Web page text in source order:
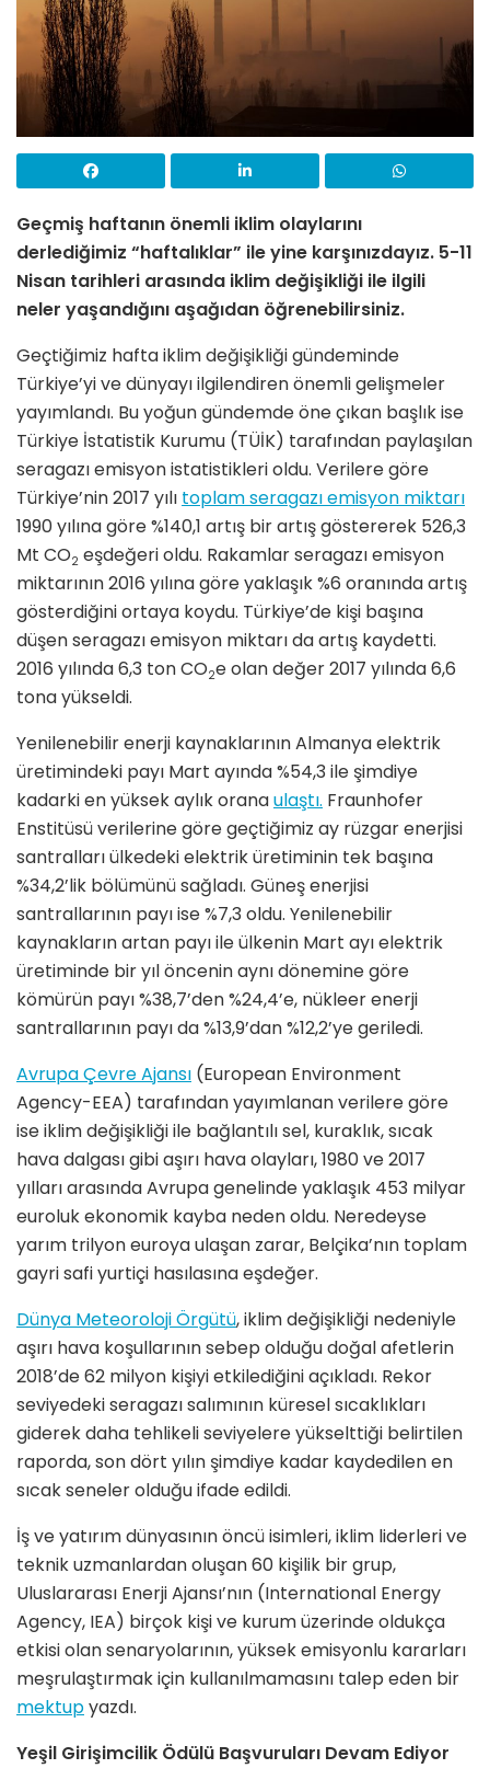
Geçmiş haftanın önemli iklim olaylarını
derlediğimiz “haftalıklar” ile yine karşınızdayız. 5-11
Nisan tarihleri arasında iklim değişikliği ile ilgili
neler yaşandığını aşağıdan öğrenebilirsiniz.
Geçtiğimiz hafta iklim değişikliği gündeminde
Türkiye’yi ve dünyayı ilgilendiren önemli gelişmeler
yayımlandı. Bu yoğun gündemde öne çıkan başlık ise
Türkiye İstatistik Kurumu (TÜİK) tarafından paylaşılan
seragazı emisyon istatistikleri oldu. Verilere göre
Türkiye’nin 2017 yılı toplam seragazı emisyon miktarı
1990 yılına göre %140,1 artış bir artış göstererek 526,3
Mt CO2 eşdeğeri oldu. Rakamlar seragazı emisyon
miktarının 2016 yılına göre yaklaşık %6 oranında artış
gösterdiğini ortaya koydu. Türkiye’de kişi başına
düşen seragazı emisyon miktarı da artış kaydetti.
2016 yılında 6,3 ton CO2e olan değer 2017 yılında 6,6
tona yükseldi.
Yenilenebilir enerji kaynaklarının Almanya elektrik
üretimindeki payı Mart ayında %54,3 ile şimdiye
kadarki en yüksek aylık oranaulaştı. Fraunhofer
Enstitüsü verilerine göre geçtiğimiz ay rüzgar enerjisi
santralları ülkedeki elektrik üretiminin tek başına
%34,2’lik bölümünü sağladı. Güneş enerjisi
santrallarının payı ise %7,3 oldu. Yenilenebilir
kaynakların artan payı ile ülkenin Mart ayı elektrik
üretiminde bir yıl öncenin aynı dönemine göre
kömürün payı %38,7’den %24,4’e, nükleer enerji
santrallarının payı da %13,9’dan %12,2’ye geriledi.
Avrupa Çevre Ajansı (European Environment
Agency-EEA) tarafından yayımlanan verilere göre
ise iklim değişikliği ile bağlantılı sel, kuraklık, sıcak
hava dalgası gibi aşırı hava olayları, 1980 ve 2017
yılları arasında Avrupa genelinde yaklaşık 453 milyar
euroluk ekonomik kayba neden oldu. Neredeyse
yarım trilyon euroya ulaşan zarar, Belçika’nın toplam
gayri safi yurtiçi hasılasına eşdeğer.
Dünya Meteoroloji Örgütü, iklim değişikliği nedeniyle
aşırı hava koşullarının sebep olduğu doğal afetlerin
2018’de 62 milyon kişiyi etkilediğini açıkladı. Rekor
seviyedeki seragazı salımının küresel sıcaklıkları
giderek daha tehlikeli seviyelere yükselttiği belirtilen
raporda, son dört yılın şimdiye kadar kaydedilen en
sıcak seneler olduğu ifade edildi.
İş ve yatırım dünyasının öncü isimleri, iklim liderleri ve
teknik uzmanlardan oluşan 60 kişilik bir grup,
Uluslararası Enerji Ajansı’nın (International Energy
Agency, IEA) birçok kişi ve kurum üzerinde oldukça
etkisi olan senaryolarının, yüksek emisyonlu kararları
meşrulaştırmak için kullanılmamasını talep eden bir
mektupyazdı.
Yeşil Girişimcilik Ödülü Başvuruları Devam Ediyor